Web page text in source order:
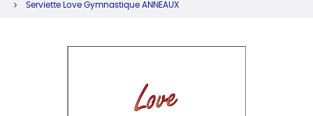
Serviette Love Gymnastique ANNEAUX